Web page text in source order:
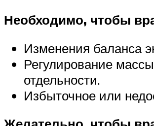
Необходимо, чтобы
Изменения баланса
Регулирование
отдельности.
Избыточное или